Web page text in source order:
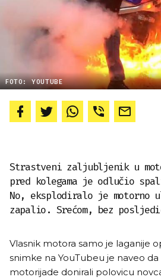
FOTO: YOUTUBE
Strastveni zaljubljenik u
pred kolegama je odlučio
No, eksplodiralo je motorno
zapalio. Srećom, bez
Vlasnik motora samo je laganije
snimke na YouTubeu je naveo
motorijade donirali polovicu